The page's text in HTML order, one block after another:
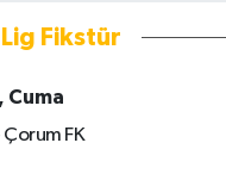
Fikstür
Cuma
FK